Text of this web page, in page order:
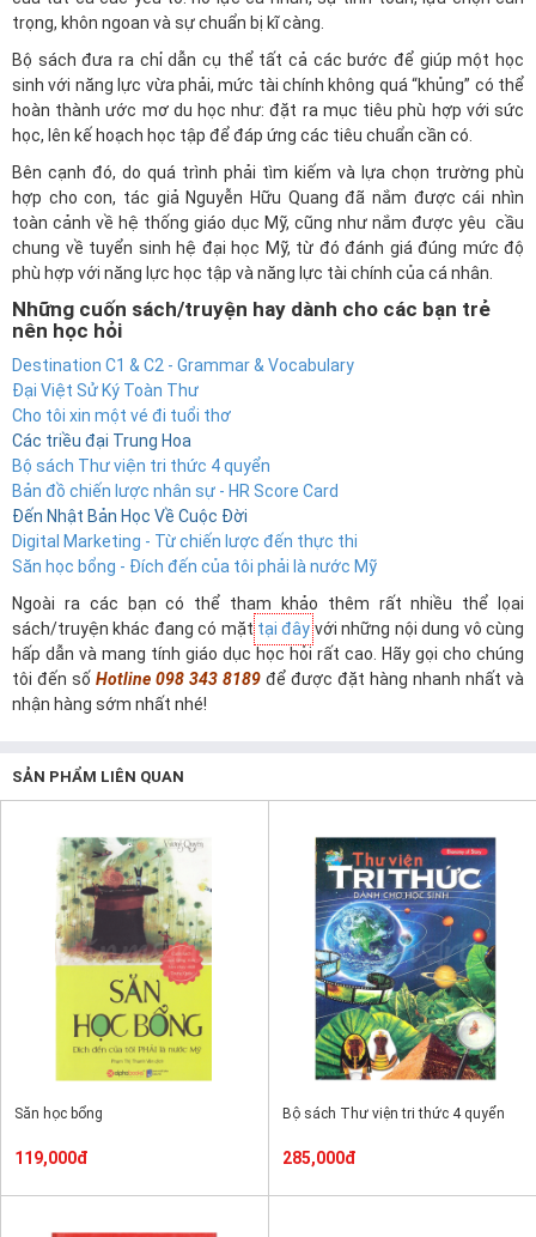
trọng, khôn ngoan và sự chuẩn bị kĩ càng.
Bộ sách đưa ra chỉ dẫn cụ thể tất cả các bước để giúp một học
sinh với năng lực vừa phải, mức tài chính không quá “khủng” có thể
hoàn thành ước mơ du học như: đặt ra mục tiêu phù hợp với sức
học, lên kế hoạch học tập để đáp ứng các tiêu chuẩn cần có.
Bên cạnh đó, do quá trình phải tìm kiếm và lựa chọn trường phù
hợp cho con, tác giả Nguyễn Hữu Quang đã nắm được cái nhìn
toàn cảnh về hệ thống giáo dục Mỹ, cũng như nắm được yêu cầu
chung về tuyển sinh hệ đại học Mỹ, từ đó đánh giá đúng mức độ
phù hợp với năng lực học tập và năng lực tài chính của cá nhân.
Những cuốn sách/truyện hay dành cho các bạn trẻ
nên học hỏi
Destination C1 & C2 - Grammar & Vocabulary
Đại Việt Sử Ký Toàn Thư
Cho tôi xin một vé đi tuổi thơ
Các triều đại Trung Hoa
Bộ sách Thư viện tri thức 4 quyển
Bản đồ chiến lược nhân sự - HR Score Card
Đến Nhật Bản Học Về Cuộc Đời
Digital Marketing - Từ chiến lược đến thực thi
Săn học bổng - Đích đến của tôi phải là nước Mỹ
Ngoài ra các bạn có thể tham khảo thêm rất nhiều thể lọai
sách/truyện khác đang có mặttại đâyvới những nội dung vô cùng
hấp dẫn và mang tính giáo dục học hỏi rất cao. Hãy gọi cho chúng
tôi đến số Hotline 098 343 8189 để được đặt hàng nhanh nhất và
nhận hàng sớm nhất nhé!
SẢN PHẨM LIÊN QUAN
Săn học bổng
119,000đ
Bộ sách Thư viện tri thức 4 quyển
285,000đ